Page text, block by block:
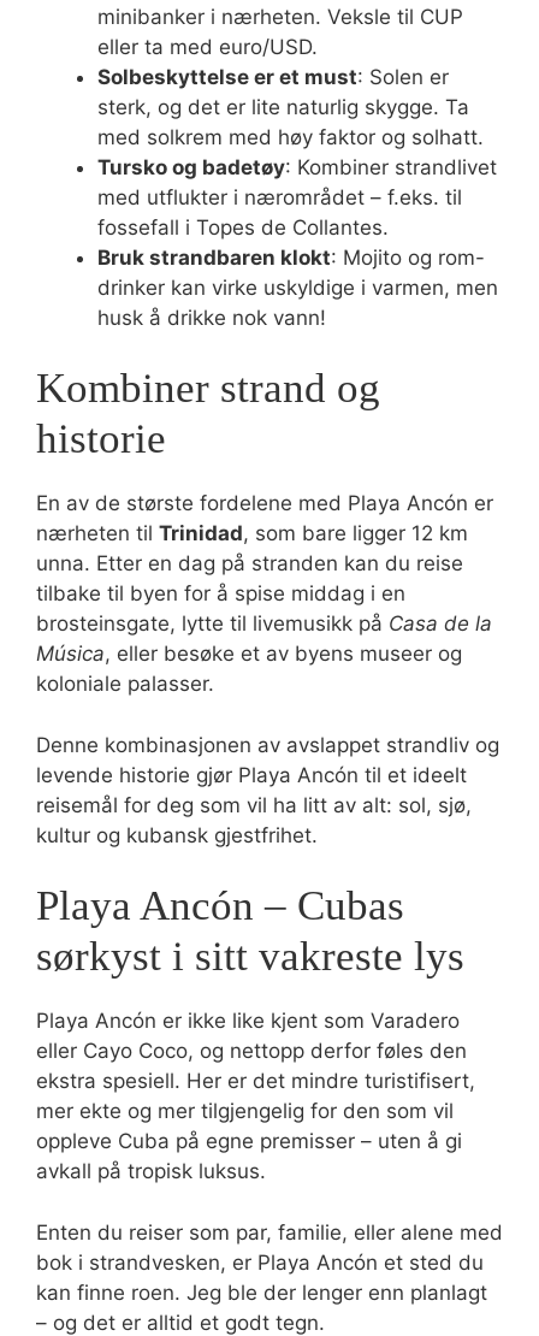
minibanker i nærheten. Veksle til CUP
eller ta med euro/USD.
Solbeskyttelse er et must: Solen er
sterk, og det er lite naturlig skygge. Ta
med solkrem med høy faktor og solhatt.
Tursko og badetøy: Kombiner strandlivet
med utflukter i nærområdet – f.eks. til
fossefall i Topes de Collantes.
Bruk strandbaren klokt: Mojito og rom-
drinker kan virke uskyldige i varmen, men
husk å drikke nok vann!
Kombiner strand og
historie
En av de største fordelene med Playa Ancón er
nærheten til Trinidad, som bare ligger 12 km
unna. Etter en dag på stranden kan du reise
tilbake til byen for å spise middag i en
brosteinsgate, lytte til livemusikk på Casa de la
Música, eller besøke et av byens museer og
koloniale palasser.
Denne kombinasjonen av avslappet strandliv og
levende historie gjør Playa Ancón til et ideelt
reisemål for deg som vil ha litt av alt: sol, sjø,
kultur og kubansk gjestfrihet.
Playa Ancón – Cubas
sørkyst i sitt vakreste lys
Playa Ancón er ikke like kjent som Varadero
eller Cayo Coco, og nettopp derfor føles den
ekstra spesiell. Her er det mindre turistifisert,
mer ekte og mer tilgjengelig for den som vil
oppleve Cuba på egne premisser – uten å gi
avkall på tropisk luksus.
Enten du reiser som par, familie, eller alene med
bok i strandvesken, er Playa Ancón et sted du
kan finne roen. Jeg ble der lenger enn planlagt
– og det er alltid et godt tegn.